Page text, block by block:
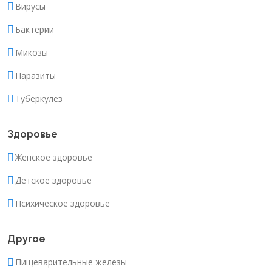
Вирусы
Бактерии
Микозы
Паразиты
Туберкулез
Здоровье
Женское здоровье
Детское здоровье
Психическое здоровье
Другое
Пищеварительные железы